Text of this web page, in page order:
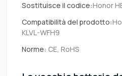
Sostituisce il codice:Honor
Compatibilità del prodotto:
KLVL-WFH9
Norme: CE, RoHS